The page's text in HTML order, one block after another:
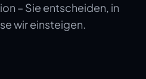
– Sie entscheiden, in
wir einsteigen.